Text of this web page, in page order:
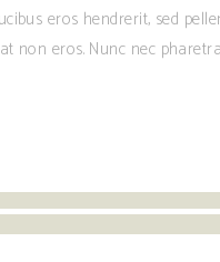
eros hendrerit, sed
non eros. Nunc nec